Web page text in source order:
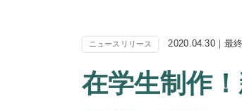
ニュースリリース 2020.04.30｜最
在学生制作